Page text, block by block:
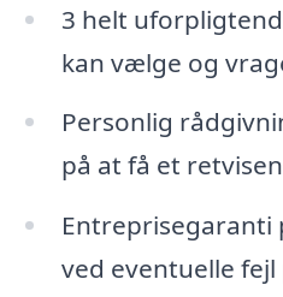
3 helt
kan vælge og
Personlig
på at få et
Entreprisegaranti
ved eventuelle